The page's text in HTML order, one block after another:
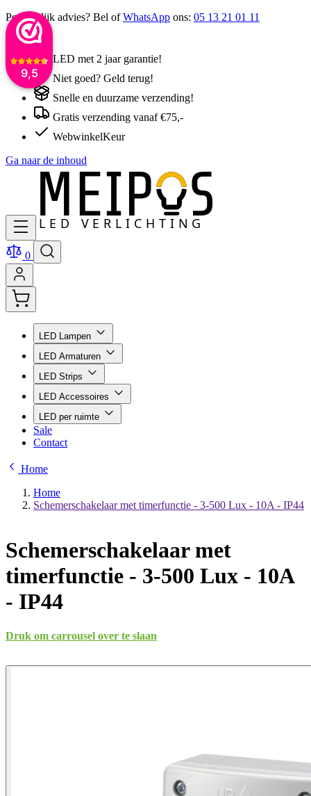
9,5
Persoonlijk advies? Bel ofWhatsApp ons: 05 13 21 01 11
LED met 2 jaar garantie!
Niet goed? Geld terug!
Snelle en duurzame verzending!
Gratis verzending vanaf €75,-
WebwinkelKeur
Ga naar de inhoud
0
LED Lampen
LED Armaturen
LED Strips
LED Accessoires
LED per ruimte
Sale
Contact
Home
Home
Schemerschakelaar met timerfunctie - 3-500 Lux - 10A - IP44
Schemerschakelaar met
timerfunctie - 3-500 Lux - 10A
- IP44
Druk om carrousel over te slaan